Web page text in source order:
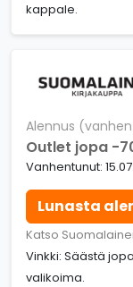
kappale.
Alennus
Outlet jopa -
Vanhentunut:
Lunasta
Katso
Vinkki: Säästä
valikoima.